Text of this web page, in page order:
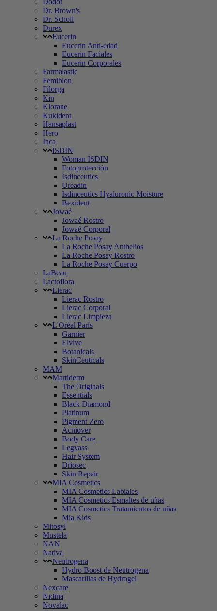
Dodot
Dr. Brown's
Dr. Scholl
Durex
Eucerin
Eucerin Anti-edad
Eucerin Faciales
Eucerin Corporales
Farmalastic
Femibion
Filorga
Kin
Klorane
Kukident
Hansaplast
Hero
Inca
ISDIN
Woman ISDIN
Fotoprotección
Isdinceutics
Ureadin
Isdinceutics Hyaluronic Moisture
Bexident
Jowaé
Jowaé Rostro
Jowaé Corporal
La Roche Posay
La Roche Posay Anthelios
La Roche Posay Rostro
La Roche Posay Cuerpo
LaBeau
Lactoflora
Lierac
Lierac Rostro
Lierac Corporal
Lierac Limpieza
L'Oréal París
Garnier
Elvive
Botanicals
SkinCeuticals
MAM
Martiderm
The Originals
Essentials
Black Diamond
Platinum
Pigment Zero
Acniover
Body Care
Legvass
Hair System
Driosec
Skin Repair
MIA Cosmetics
MIA Cosmetics Labiales
MIA Cosmetics Esmaltes de uñas
MIA Cosmetics Tratamientos de uñas
Mia Kids
Mitosyl
Mustela
NAN
Nativa
Neutrogena
Hydro Boost de Neutrogena
Mascarillas de Hydrogel
Nexcare
Nidina
Novalac